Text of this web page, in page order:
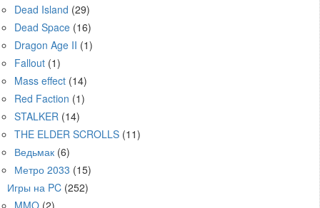
Dead Island (29)
Dead Space (16)
Dragon Age II (1)
Fallout (1)
Mass effect (14)
Red Faction (1)
STALKER (14)
THE ELDER SCROLLS (11)
Ведьмак (6)
Метро 2033 (15)
Игры на PC (252)